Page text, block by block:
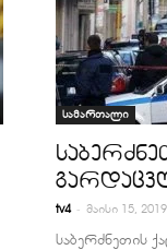
სამართალი
tv4 - მაისი 15,
საბერძნეთის